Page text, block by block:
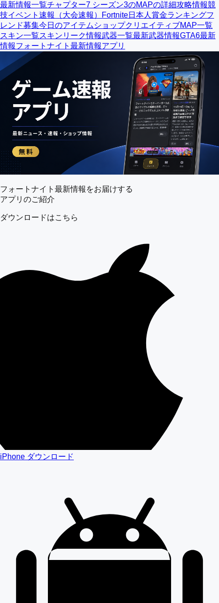
最新情報一覧チャプター7 シーズン3のMAPの詳細攻略情報競
技イベント速報（大会速報）
Fortnite日本人賞金ランキングフ
レンド募集今日のアイテムショップクリエイティブMAP一覧
スキン一覧スキンリーク情報武器一覧最新武器情報GTA6最新
情報フォートナイト最新情報アプリ
フォートナイト最新情報をお届けする
アプリのご紹介
ダウンロードはこちら
iPhone ダウンロード